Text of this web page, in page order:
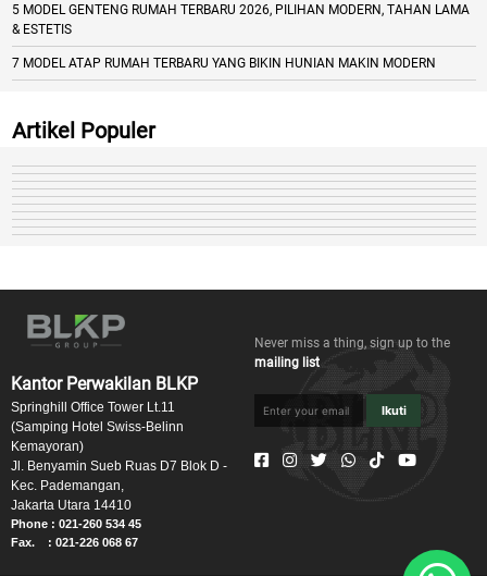
5 MODEL GENTENG RUMAH TERBARU 2026, PILIHAN MODERN, TAHAN LAMA
& ESTETIS
7 MODEL ATAP RUMAH TERBARU YANG BIKIN HUNIAN MAKIN MODERN
Artikel Populer
Kantor Perwakilan BLKP
Springhill Office Tower Lt.11
(Samping Hotel Swiss-Belinn
Kemayoran)
Jl. Benyamin Sueb Ruas D7 Blok D -
Kec. Pademangan,
Jakarta Utara 14410
Phone : 021-260 534 45
Fax. : 021-226 068 67
Never miss a thing, sign up to the
mailing list
Ikuti